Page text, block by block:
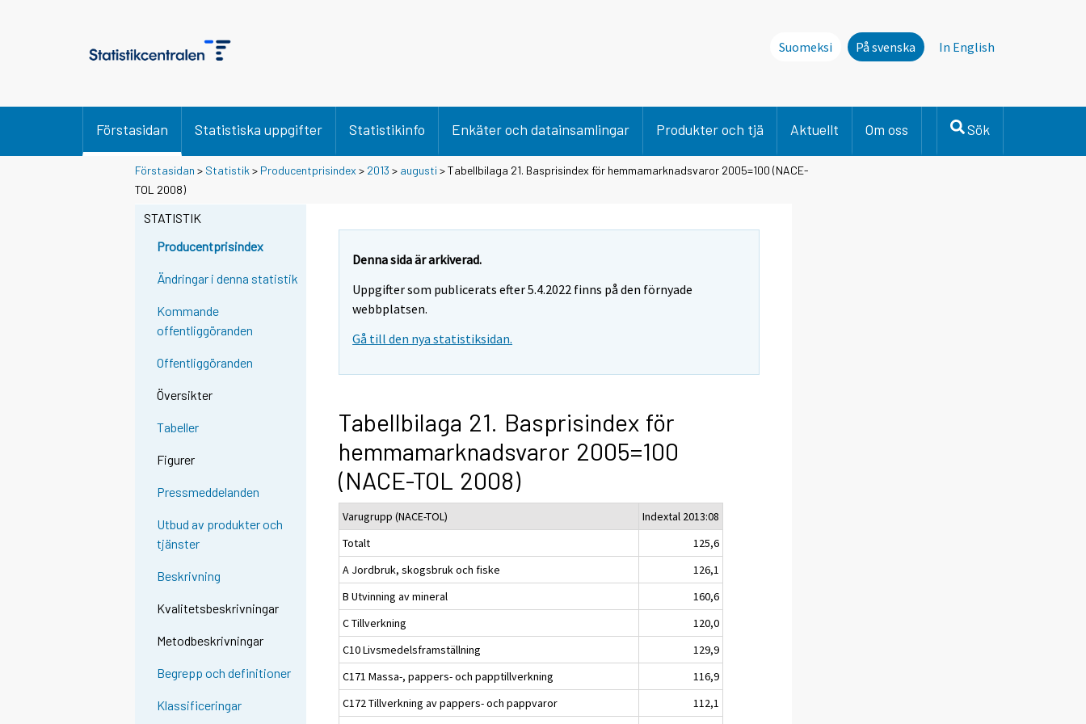
Suomeksi På svenska In English
Förstasidan Statistiska uppgifter Statistikinfo Enkäter och datainsamlingar Produkter och tjä Aktuellt Om oss Sök
Förstasidan > Statistik > Producentprisindex > 2013 > augusti > Tabellbilaga 21. Basprisindex för hemmamarknadsvaror 2005=100 (NACE-
TOL 2008)
STATISTIK
Producentprisindex
Ändringar i denna statistik
Kommande
offentliggöranden
Offentliggöranden
Översikter
Tabeller
Figurer
Pressmeddelanden
Utbud av produkter och
tjänster
Beskrivning
Kvalitetsbeskrivningar
Metodbeskrivningar
Begrepp och definitioner
Klassificeringar
Denna sida är arkiverad.
Uppgifter som publicerats efter 5.4.2022 finns på den förnyade
webbplatsen.
Gå till den nya statistiksidan.
Tabellbilaga 21. Basprisindex för
hemmamarknadsvaror 2005=100
(NACE-TOL 2008)
Varugrupp (NACE-TOL)
Indextal 2013:08
Totalt
125,6
A Jordbruk, skogsbruk och fiske
126,1
B Utvinning av mineral
160,6
C Tillverkning
120,0
C10 Livsmedelsframställning
129,9
C171 Massa-, pappers- och papptillverkning
116,9
C172 Tillverkning av pappers- och pappvaror
112,1